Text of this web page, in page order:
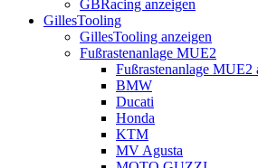
GBRacing anzeigen
GillesTooling
GillesTooling anzeigen
Fußrastenanlage MUE2
Fußrastenanlage MUE2
BMW
Ducati
Honda
KTM
MV Agusta